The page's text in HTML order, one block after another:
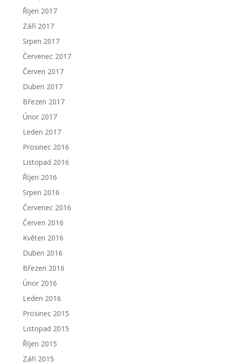
Říjen 2017
Září 2017
Srpen 2017
Červenec 2017
Červen 2017
Duben 2017
Březen 2017
Únor 2017
Leden 2017
Prosinec 2016
Listopad 2016
Říjen 2016
Srpen 2016
Červenec 2016
Červen 2016
Květen 2016
Duben 2016
Březen 2016
Únor 2016
Leden 2016
Prosinec 2015
Listopad 2015
Říjen 2015
Září 2015